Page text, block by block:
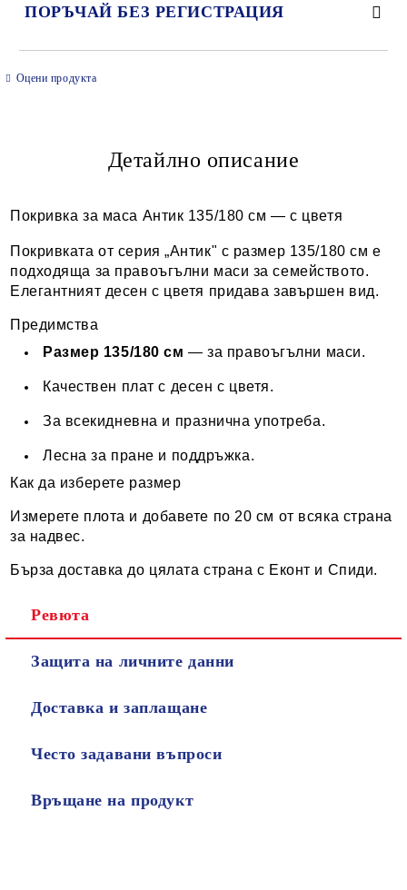
ПОРЪЧАЙ БЕЗ РЕГИСТРАЦИЯ
Ние ще се свържем с вас в рамките на работния ден.
Оцени продукта
Детайлно описание
Покривка за маса Антик 135/180 см — с цветя
Покривката от серия „Антик" с размер 135/180 см е
подходяща за правоъгълни маси за семейството.
Елегантният десен с цветя придава завършен вид.
Предимства
Размер 135/180 см — за правоъгълни маси.
Качествен плат с десен с цветя.
За всекидневна и празнична употреба.
Лесна за пране и поддръжка.
Как да изберете размер
Измерете плота и добавете по 20 см от всяка страна
за надвес.
Бърза доставка до цялата страна с Еконт и Спиди.
Ревюта
Защита на личните данни
Доставка и заплащане
Често задавани въпроси
Връщане на продукт